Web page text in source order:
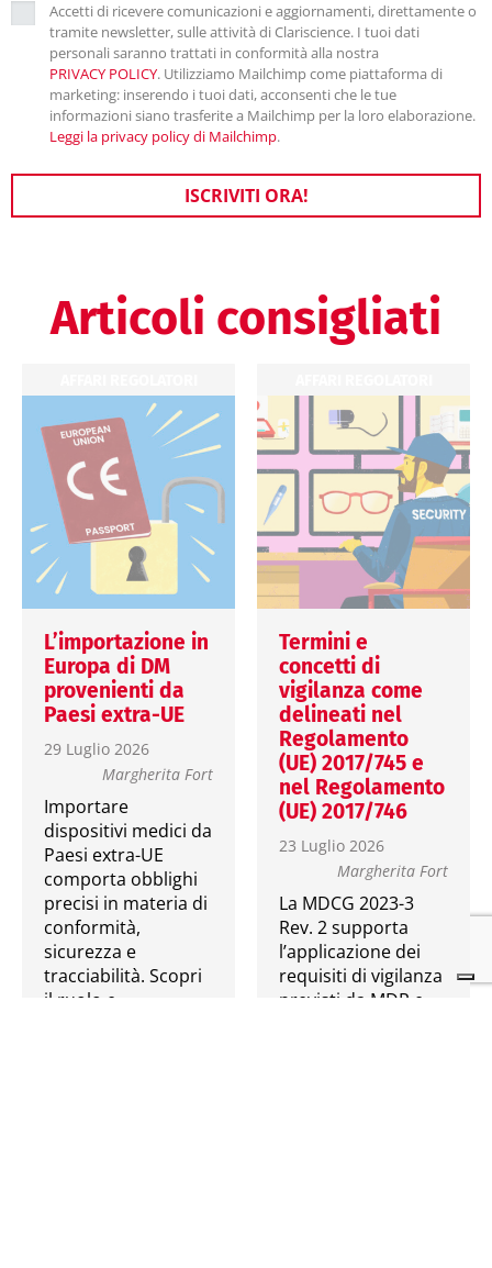
Accetti di ricevere comunicazioni e aggiornamenti, direttamente o
tramite newsletter, sulle attività di Clariscience. I tuoi dati
personali saranno trattati in conformità alla nostra
PRIVACY POLICY. Utilizziamo Mailchimp come piattaforma di
marketing: inserendo i tuoi dati, acconsenti che le tue
informazioni siano trasferite a Mailchimp per la loro elaborazione.
Leggi la privacy policy di Mailchimp.
ISCRIVITI ORA!
Articoli consigliati
L’importazione in
Europa di DM
provenienti da
Paesi extra-UE
29 Luglio 2026
Margherita Fort
Importare
dispositivi medici da
Paesi extra-UE
comporta obblighi
precisi in materia di
conformità,
sicurezza e
tracciabilità. Scopri
il ruolo e…
Termini e
concetti di
vigilanza come
delineati nel
Regolamento
(UE) 2017/745 e
nel Regolamento
(UE) 2017/746
23 Luglio 2026
Margherita Fort
La MDCG 2023-3
Rev. 2 supporta
l’applicazione dei
requisiti di vigilanza
previsti da MDR e